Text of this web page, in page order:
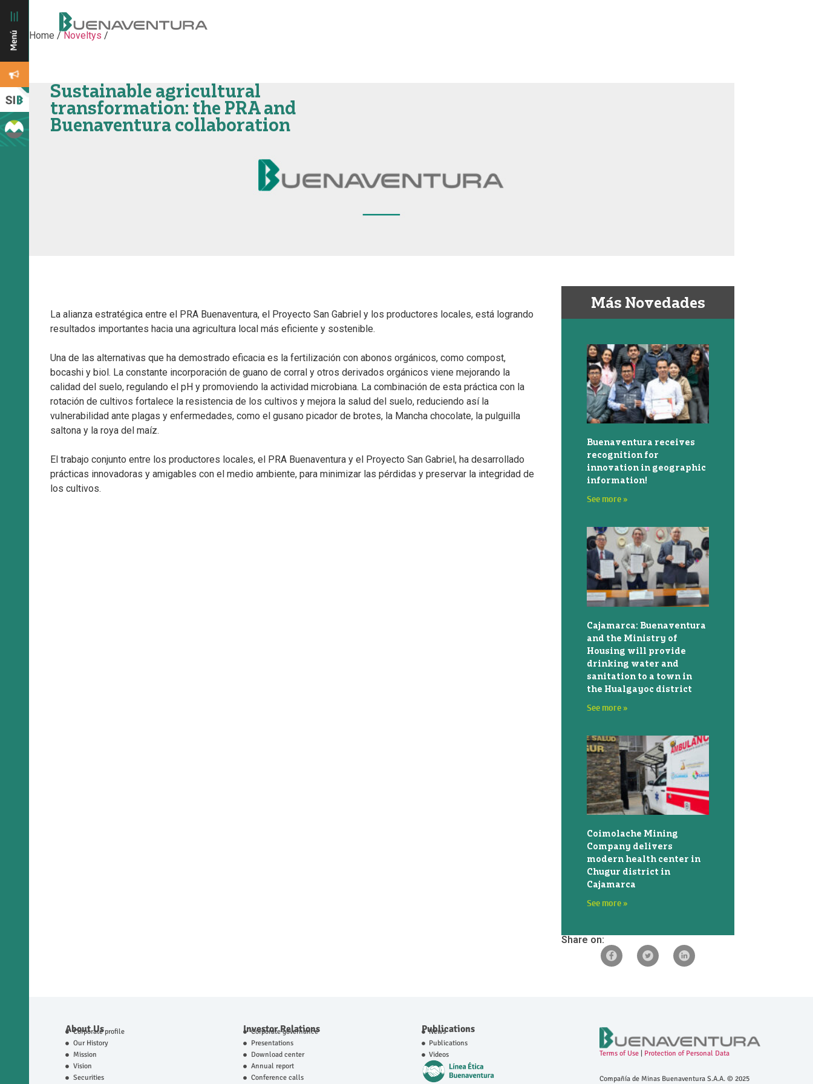
Home /Noveltys /
Sustainable agricultural
transformation: the PRA and
Buenaventura collaboration
La alianza estratégica entre el PRA Buenaventura, el Proyecto San Gabriel y los productores locales, está logrando
resultados importantes hacia una agricultura local más eficiente y sostenible.
Una de las alternativas que ha demostrado eficacia es la fertilización con abonos orgánicos, como compost,
bocashi y biol. La constante incorporación de guano de corral y otros derivados orgánicos viene mejorando la
calidad del suelo, regulando el pH y promoviendo la actividad microbiana. La combinación de esta práctica con la
rotación de cultivos fortalece la resistencia de los cultivos y mejora la salud del suelo, reduciendo así la
vulnerabilidad ante plagas y enfermedades, como el gusano picador de brotes, la Mancha chocolate, la pulguilla
saltona y la roya del maíz.
El trabajo conjunto entre los productores locales, el PRA Buenaventura y el Proyecto San Gabriel, ha desarrollado
prácticas innovadoras y amigables con el medio ambiente, para minimizar las pérdidas y preservar la integridad de
los cultivos.
Más Novedades
Buenaventura receives
recognition for
innovation in geographic
information!
See more »
Cajamarca: Buenaventura
and the Ministry of
Housing will provide
drinking water and
sanitation to a town in
the Hualgayoc district
See more »
Coimolache Mining
Company delivers
modern health center in
Chugur district in
Cajamarca
See more »
Share on:
About Us
Corporate profile
Our History
Mission
Vision
Securities
Investor Relations
Corporate governance
Presentations
Download center
Annual report
Conference calls
Publications
News
Publications
Videos
Terms of Use| Protection of Personal Data
Compañía de Minas Buenaventura S.A.A. © 2025